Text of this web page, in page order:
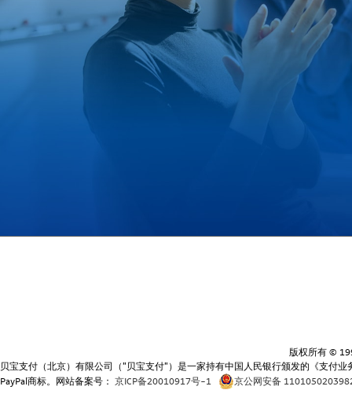
版权所有 ©
贝宝支付（北京）有限公司（"贝宝支付"）是一家持有中国人民银行颁发的《支付
PayPal商标。网站备案号： 京ICP备20010917号-1 京公网安备